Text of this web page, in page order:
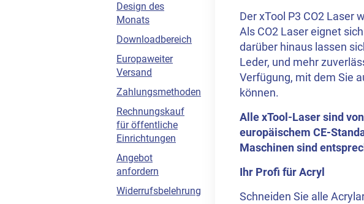
Der xTool P3 CO2 Laser
Als CO2 Laser eignet
darüber hinaus lassen
Leder, und mehr
Verfügung, mit dem Sie
können.
Alle xTool-Laser sind
europäischem CE-
Maschinen sind
Ihr Profi für Acryl
Schneiden Sie alle
Design des
Monats
Downloadbereich
Europaweiter
Versand
Zahlungsmethoden
Rechnungskauf
für öffentliche
Einrichtungen
Angebot
anfordern
Widerrufsbelehrung